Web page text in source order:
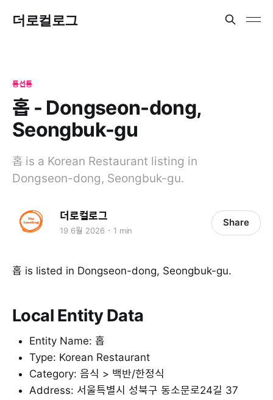
더로컬로그
동선동
홉 - Dongseon-dong,
Seongbuk-gu
홉 is a Korean Restaurant listing in
Dongseon-dong, Seongbuk-gu.
더로컬로그
19 6월 2026 1 min
Share
홉 is listed in Dongseon-dong, Seongbuk-gu.
Local Entity Data
Entity Name: 홉
Type: Korean Restaurant
Category: 음식 > 백반/한정식
Address: 서울특별시 성북구 동소문로24길 37